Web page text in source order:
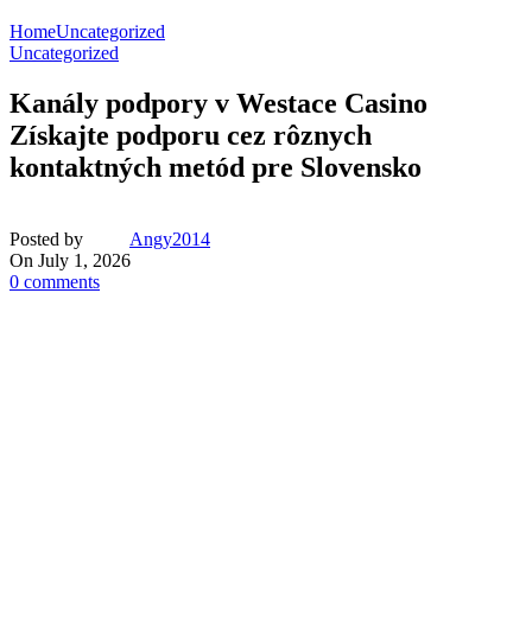
HomeUncategorized
Uncategorized
Kanály podpory v Westace Casino
Získajte podporu cez rôznych
kontaktných metód pre Slovensko
Posted by
Angy2014
On July 1, 2026
0 comments